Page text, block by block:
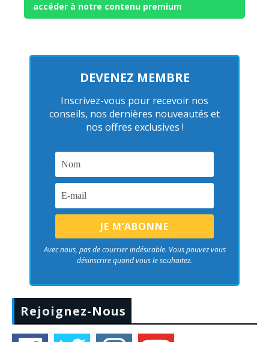
accéder à notre contenu premium
DEVENEZ MEMBRE
Inscrivez-vous pour recevoir nos
conseils, nos dernières nouveautés et
nos offres exclusives !
Avec nous, pas de courrier indésirable. Vous pouvez vous
désinscrire quand vous le souhaitez.
Rejoignez-Nous